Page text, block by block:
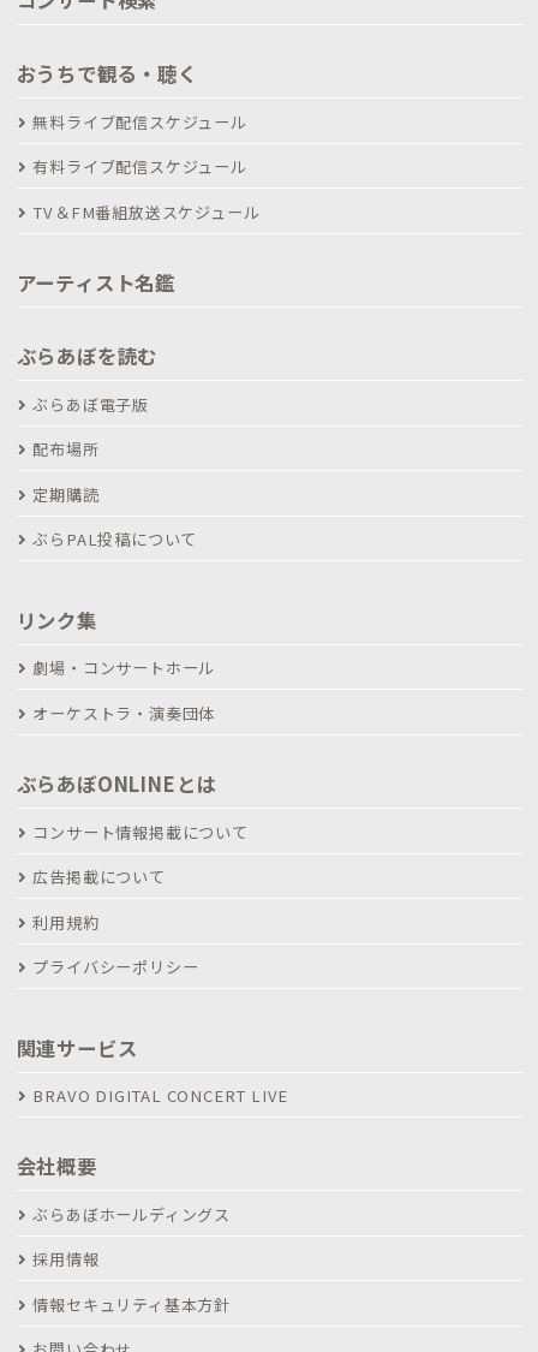
おうちで観る・聴く
無料ライブ配信スケジュール
有料ライブ配信スケジュール
TV＆FM番組放送スケジュール
アーティスト名鑑
ぶらあぼを読む
ぶらあぼ電子版
配布場所
定期購読
ぶらPAL投稿について
リンク集
劇場・コンサートホール
オーケストラ・演奏団体
ぶらあぼONLINEとは
コンサート情報掲載について
広告掲載について
利用規約
プライバシーポリシー
関連サービス
BRAVO DIGITAL CONCERT LIVE
会社概要
ぶらあぼホールディングス
採用情報
情報セキュリティ基本方針